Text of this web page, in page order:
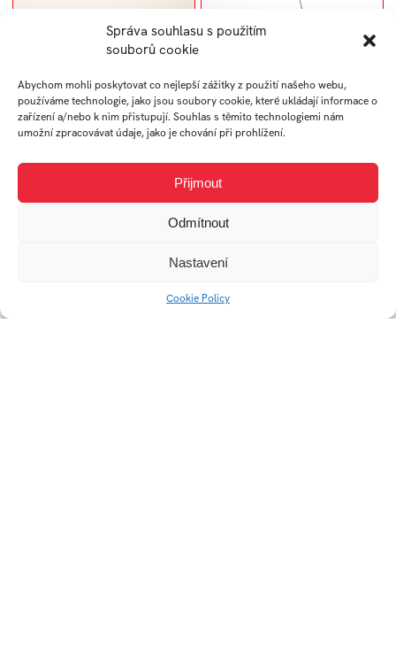
Správa souhlasu s použitím
souborů cookie
Abychom mohli poskytovat co nejlepší zážitky z použití našeho webu,
používáme technologie, jako jsou soubory cookie, které ukládají informace o
zařízení a/nebo k nim přistupují. Souhlas s těmito technologiemi nám
umožní zpracovávat údaje, jako je chování při prohlížení.
Přijmout
Odmítnout
Nastavení
Cookie Policy
Porcelánový květináč
TopoT